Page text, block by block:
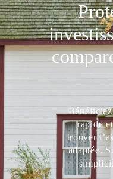
rapide
trouver
adaptée.